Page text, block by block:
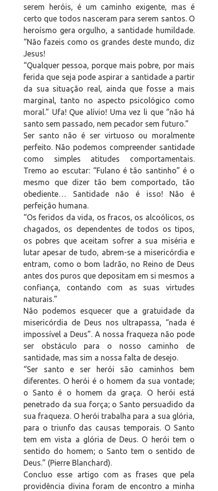
serem heróis, é um caminho exigente, mas é
certo que todos nasceram para serem santos. O
heroísmo gera orgulho, a santidade humildade.
“Não fazeis como os grandes deste mundo, diz
Jesus!
“Qualquer pessoa, porque mais pobre, por mais
ferida que seja pode aspirar a santidade a partir
da sua situação real, ainda que fosse a mais
marginal, tanto no aspecto psicológico como
moral.” Ufa! Que alívio! Uma vez li que “não há
santo sem passado, nem pecador sem futuro.”
Ser santo não é ser virtuoso ou moralmente
perfeito. Não podemos compreender santidade
como simples atitudes comportamentais.
Tremo ao escutar: “Fulano é tão santinho” é o
mesmo que dizer tão bem comportado, tão
obediente… Santidade não é isso! Não é
perfeição humana.
“Os feridos da vida, os fracos, os alcoólicos, os
chagados, os dependentes de todos os tipos,
os pobres que aceitam sofrer a sua miséria e
lutar apesar de tudo, abrem-se a misericórdia e
entram, como o bom ladrão, no Reino de Deus
antes dos puros que depositam em si mesmos a
confiança, contando com as suas virtudes
naturais.”
Não podemos esquecer que a gratuidade da
misericórdia de Deus nos ultrapassa, “nada é
impossível a Deus”. A nossa fraqueza não pode
ser obstáculo para o nosso caminho de
santidade, mas sim a nossa falta de desejo.
“Ser santo e ser herói são caminhos bem
diferentes. O herói é o homem da sua vontade;
o Santo é o homem da graça. O herói está
penetrado da sua força; o Santo persuadido da
sua fraqueza. O herói trabalha para a sua glória,
para o triunfo das causas temporais. O Santo
tem em vista a glória de Deus. O herói tem o
sentido do homem; o Santo tem o sentido de
Deus.” (Pierre Blanchard).
Concluo esse artigo com as frases que pela
providência divina foram de encontro a minha